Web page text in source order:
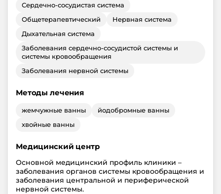
Сердечно-сосудистая система
Общетерапевтический
Нервная система
Дыхательная система
Заболевания сердечно-сосудистой системы и
системы кровообращения
Заболевания нервной системы
Методы лечения
жемчужные ванны
йодобромные ванны
хвойные ванны
Медицинский центр
Основной медицинский профиль клиники –
заболевания органов системы кровообращения и
заболевания центральной и периферической
нервной системы.